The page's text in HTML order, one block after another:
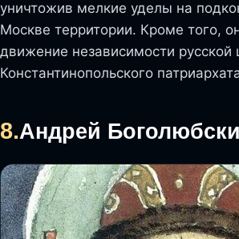
уничтожив мелкие уделы на
Москве территории. Кроме того,
движение независимости русской
Константинопольского
8.Андрей